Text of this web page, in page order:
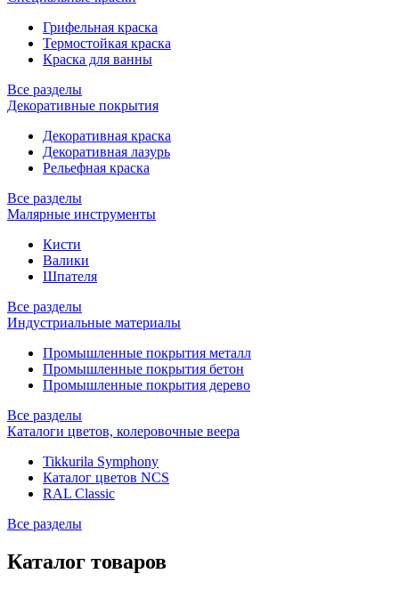
Грифельная краска
Термостойкая краска
Краска для ванны
Все разделы
Декоративные покрытия
Декоративная краска
Декоративная лазурь
Рельефная краска
Все разделы
Малярные инструменты
Кисти
Валики
Шпателя
Все разделы
Индустриальные материалы
Промышленные покрытия металл
Промышленные покрытия бетон
Промышленные покрытия дерево
Все разделы
Каталоги цветов, колеровочные веера
Tikkurila Symphony
Каталог цветов NCS
RAL Classic
Все разделы
Каталог товаров